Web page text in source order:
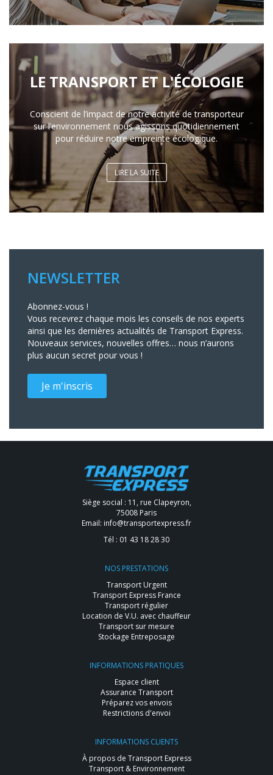
LE TRANSPORT ET L'ÉCOLOGIE
Conscient de l’impact de notre activité de transporteur
sur l’environnement nous agissons quotidiennement
pour réduire notre empreinte écologique.
LIRE LA SUITE
NEWSLETTER
Abonnez-vous !
Vous recevrez chaque mois les conseils de nos experts
ainsi que les dernières actualités de Transport Express.
Nouveaux services, nouvelles offres… nous n’aurons
plus aucun secret pour vous !
Je m'inscris
Siège social : 11, rue Clapeyron,
75008 Paris
Email: info@transportexpress.fr
Tél : 01 43 18 28 30
NOS PRESTATIONS
Transport Urgent
Transport Express France
Transport régulier
Location de V.U. avec chauffeur
Transport sur mesure
Stockage Entreposage
INFORMATIONS PRATIQUES
Espace client
Assurance Transport
Préparez vos envois
Restrictions d'envoi
INFORMATIONS CLIENTS
À propos de Transport Express
Transport & Environnement